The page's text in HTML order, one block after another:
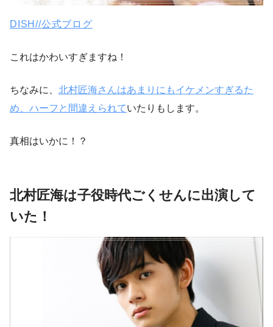
DISH//公式ブログ
これはかわいすぎますね！
ちなみに、 北村匠海さんはあまりにもイケメンすぎるた
め、ハーフと間違えられていたりもします。
真相はいかに！？
北村匠海は子役時代ごくせんに出演して
いた！